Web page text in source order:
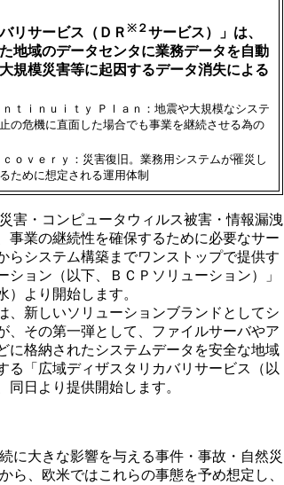
リサービス（ＤＲ※２サービス）」は、
地域のデータセンタに業務データを自動
規模災害等に起因するデータ消失による
ｔｉｎｕｉｔｙ Ｐｌａｎ：地震や大規模なシステ
の危機に直面した場合でも事業を継続させる為の
ｏｖｅｒｙ：災害復旧。業務用システムが罹災し
ために想定される運用体制
害・コンピュータウィルス被害・情報漏洩
事業の継続性を確保するために必要なサー
らシステム構築までワンストップで提供す
ション（以下、ＢＣＰソリューション）」
）より開始します。
新しいソリューションブランドとしてシ
、その第一弾として、ファイルサーバやア
に格納されたシステムデータを安全な地域
る「広域ディザスタリカバリサービス（以
日より提供開始します。
に大きな影響を与える事件・事故・自然災
ら、欧米ではこれらの事態を予め想定し、